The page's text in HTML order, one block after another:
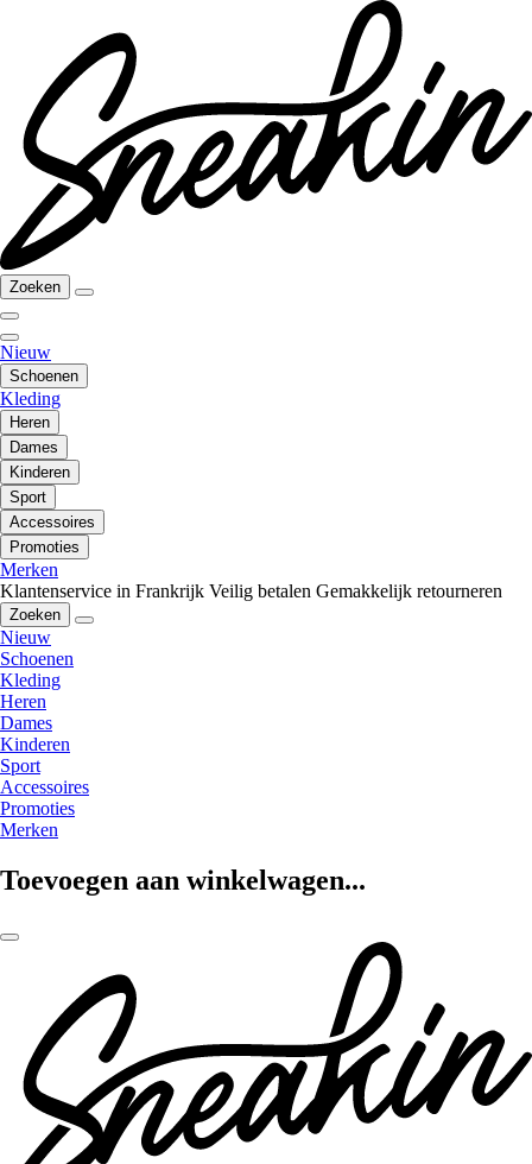
Zoeken
Nieuw
Schoenen
Kleding
Heren
Dames
Kinderen
Sport
Accessoires
Promoties
Merken
Klantenservice in Frankrijk Veilig betalen Gemakkelijk retourneren
Zoeken
Nieuw
Schoenen
Kleding
Heren
Dames
Kinderen
Sport
Accessoires
Promoties
Merken
Toevoegen aan winkelwagen...